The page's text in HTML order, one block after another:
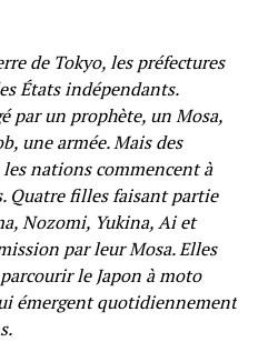
de Tokyo, les préfectures
États indépendants.
par un prophète, un Mosa,
une armée. Mais des
nations commencent à
Quatre filles faisant partie
Nozomi, Yukina, Ai et
par leur Mosa. Elles
le Japon à moto
émergent quotidiennement